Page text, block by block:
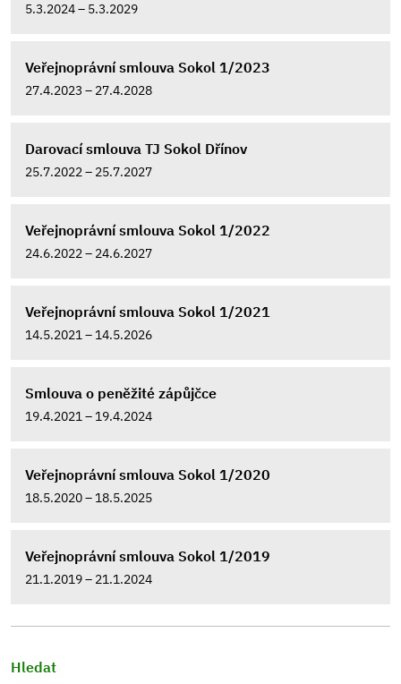
5.3.2024 – 5.3.2029
Veřejnoprávní smlouva Sokol 1/2023
27.4.2023 – 27.4.2028
Darovací smlouva TJ Sokol Dřínov
25.7.2022 – 25.7.2027
Veřejnoprávní smlouva Sokol 1/2022
24.6.2022 – 24.6.2027
Veřejnoprávní smlouva Sokol 1/2021
14.5.2021 – 14.5.2026
Smlouva o peněžité zápůjčce
19.4.2021 – 19.4.2024
Veřejnoprávní smlouva Sokol 1/2020
18.5.2020 – 18.5.2025
Veřejnoprávní smlouva Sokol 1/2019
21.1.2019 – 21.1.2024
Hledat